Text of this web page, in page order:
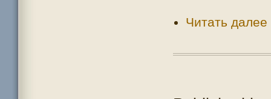
Читать далее